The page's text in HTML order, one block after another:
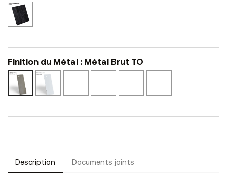
Finition du Métal : Métal Brut TO
Métal
Brut
TO
Description Documents joints